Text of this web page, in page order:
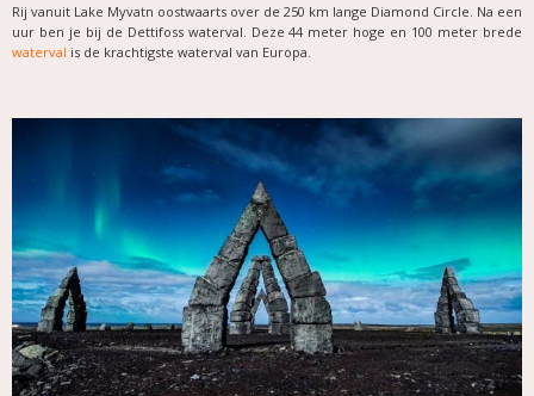
Rij vanuit Lake Myvatn oostwaarts over de 250 km lange Diamond Circle. Na een
uur ben je bij de Dettifoss waterval. Deze 44 meter hoge en 100 meter brede
waterval is de krachtigste waterval van Europa.